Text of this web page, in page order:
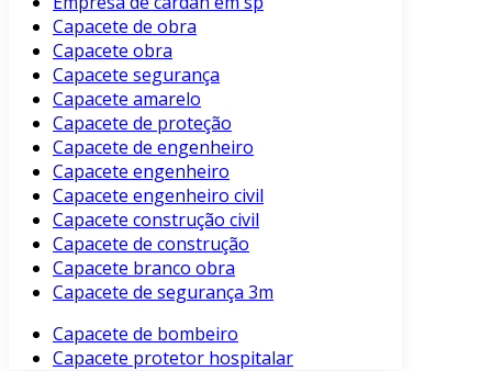
Capacete de obra
Capacete obra
Capacete segurança
Capacete amarelo
Capacete de proteção
Capacete de engenheiro
Capacete engenheiro
Capacete engenheiro civil
Capacete construção civil
Capacete de construção
Capacete branco obra
Capacete de segurança 3m
Capacete de bombeiro
Capacete protetor hospitalar